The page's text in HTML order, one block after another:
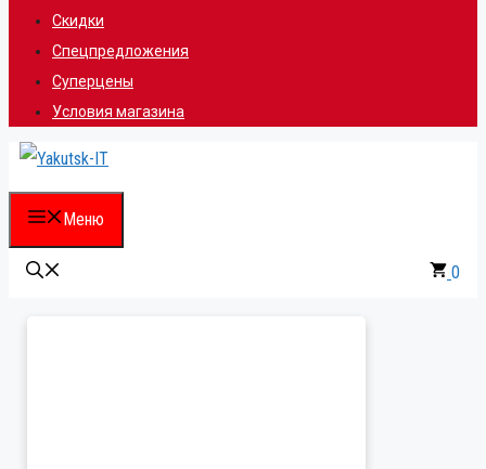
Скидки
Спецпредложения
Суперцены
Условия магазина
Меню
0